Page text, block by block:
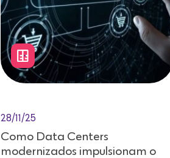
28/11/25
Como Data Centers
modernizados impulsionam o